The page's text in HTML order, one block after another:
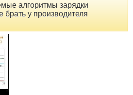
алгоритмы зарядки
брать у производителя